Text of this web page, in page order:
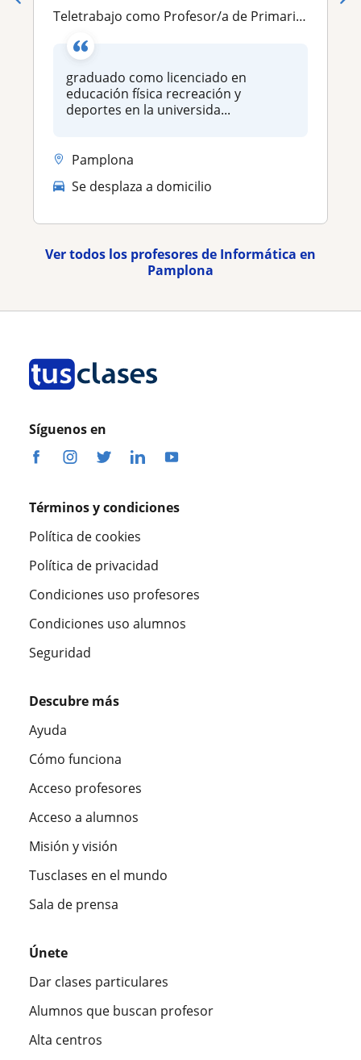
Teletrabajo como Profesor/a de Primaria - Docente a tiempo partido Sin Experiencia
graduado como licenciado en
educación física recreación y
deportes en la universida...
Pamplona
Se desplaza a domicilio
Ver todos los profesores de Informática en
Pamplona
Síguenos en
Términos y condiciones
Política de cookies
Política de privacidad
Condiciones uso profesores
Condiciones uso alumnos
Seguridad
Descubre más
Ayuda
Cómo funciona
Acceso profesores
Acceso a alumnos
Misión y visión
Tusclases en el mundo
Sala de prensa
Únete
Dar clases particulares
Alumnos que buscan profesor
Alta centros